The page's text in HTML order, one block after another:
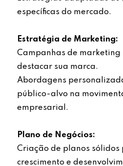
específicas do mercado.
Estratégia de Marketing:
Campanhas de
destacar sua marca.
Abordagens
público-alvo na
empresarial.
Plano de Negócios:
Criação de planos
crescimento e